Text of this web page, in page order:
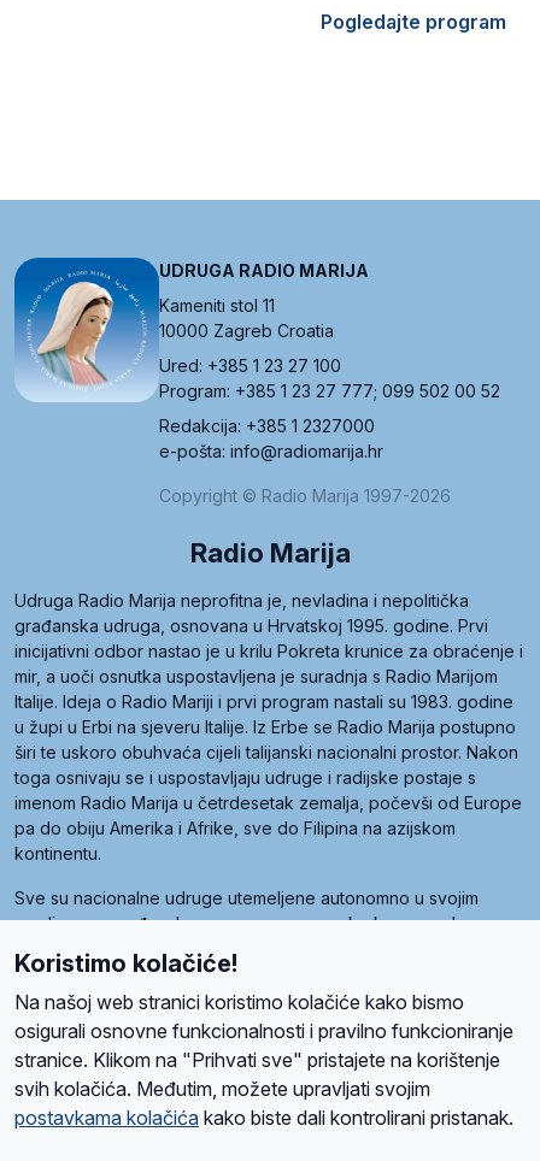
Pogledajte program
UDRUGA RADIO MARIJA
Kameniti stol 11
10000 Zagreb Croatia
Ured: +385 1 23 27 100
Program: +385 1 23 27 777; 099 502 00 52
Redakcija: +385 1 2327000
e-pošta: info@radiomarija.hr
Copyright © Radio Marija 1997-2026
Radio Marija
Udruga Radio Marija neprofitna je, nevladina i nepolitička
građanska udruga, osnovana u Hrvatskoj 1995. godine. Prvi
inicijativni odbor nastao je u krilu Pokreta krunice za obraćenje i
mir, a uoči osnutka uspostavljena je suradnja s Radio Marijom
Italije. Ideja o Radio Mariji i prvi program nastali su 1983. godine
u župi u Erbi na sjeveru Italije. Iz Erbe se Radio Marija postupno
širi te uskoro obuhvaća cijeli talijanski nacionalni prostor. Nakon
toga osnivaju se i uspostavljaju udruge i radijske postaje s
imenom Radio Marija u četrdesetak zemalja, počevši od Europe
pa do obiju Amerika i Afrike, sve do Filipina na azijskom
kontinentu.
Sve su nacionalne udruge utemeljene autonomno u svojim
zemljama, a međusobna su povezane preko krovne udruge
pod nazivom Svjetska obitelj Radio Marije (World Family of
Radio Maria). Svjetsku obitelj utemeljilo je sedam članica, među
kojima je i hrvatska Udruga Radio Marija.
O namaRadio ProgramVolonteriPrijateljiKontaktPravila privatnosti
Koristimo kolačiće!
Na našoj web stranici koristimo kolačiće kako bismo
osigurali osnovne funkcionalnosti i pravilno funkcioniranje
stranice. Klikom na "Prihvati sve" pristajete na korištenje
svih kolačića. Međutim, možete upravljati svojim
postavkama kolačića kako biste dali kontrolirani pristanak.